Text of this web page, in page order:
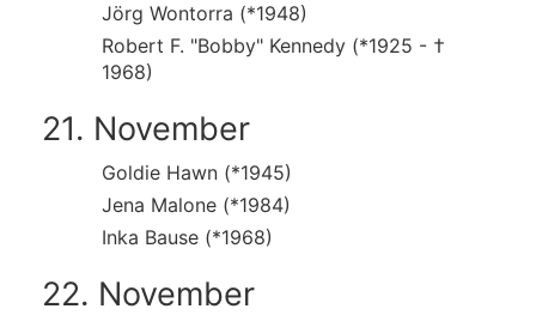
Jörg Wontorra (*1948)
Robert F. "Bobby" Kennedy (*1925 - †
1968)
21. November
Goldie Hawn (*1945)
Jena Malone (*1984)
Inka Bause (*1968)
22. November